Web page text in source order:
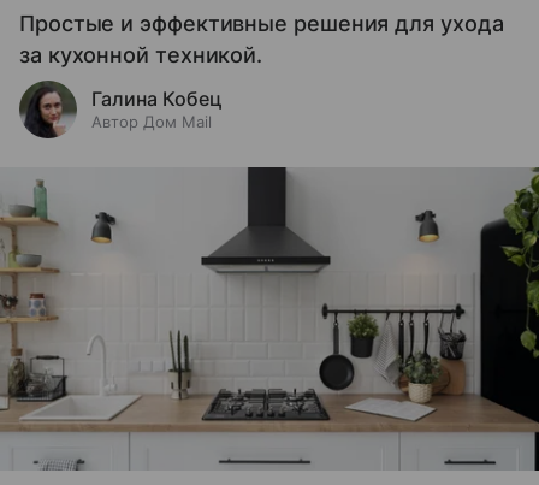
Простые и эффективные решения для ухода
за кухонной техникой.
Галина Кобец
Автор Дом Mail